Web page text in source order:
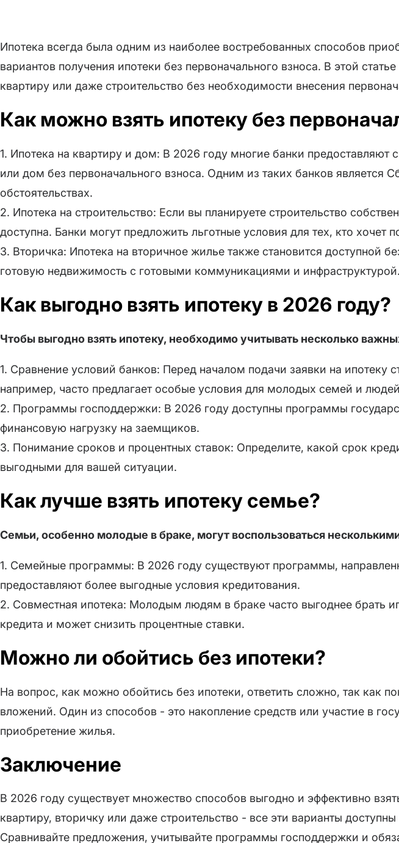
Ипотека всегда была одним из наиболее востребованных способов
вариантов получения ипотеки без первоначального взноса. В этой
квартиру или даже строительство без необходимости внесения
Как можно взять ипотеку без
1. Ипотека на квартиру и дом: В 2026 году многие банки предоставляют
или дом без первоначального взноса. Одним из таких банков
обстоятельствах.
2. Ипотека на строительство: Если вы планируете строительство
доступна. Банки могут предложить льготные условия для тех, кто хочет
3. Вторичка: Ипотека на вторичное жилье также становится доступной
готовую недвижимость с готовыми коммуникациями и инфраструктурой.
Как выгодно взять ипотеку в 2026 году?
Чтобы выгодно взять ипотеку, необходимо учитывать несколько
1. Сравнение условий банков: Перед началом подачи заявки на ипотеку
например, часто предлагает особые условия для молодых семей и
2. Программы господдержки: В 2026 году доступны программы
финансовую нагрузку на заемщиков.
3. Понимание сроков и процентных ставок: Определите, какой срок
выгодными для вашей ситуации.
Как лучше взять ипотеку семье?
Семьи, особенно молодые в браке, могут воспользоваться
1. Семейные программы: В 2026 году существуют программы,
предоставляют более выгодные условия кредитования.
2. Совместная ипотека: Молодым людям в браке часто выгоднее брать
кредита и может снизить процентные ставки.
Можно ли обойтись без ипотеки?
На вопрос, как можно обойтись без ипотеки, ответить сложно, так как
вложений. Один из способов - это накопление средств или участие в
приобретение жилья.
Заключение
В 2026 году существует множество способов выгодно и эффективно
квартиру, вторичку или даже строительство - все эти варианты
Сравнивайте предложения, учитывайте программы господдержки и